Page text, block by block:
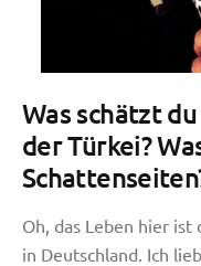
Was schätzt
der Türkei?
Oh, das Leben hier ist
in Deutschland. Ich